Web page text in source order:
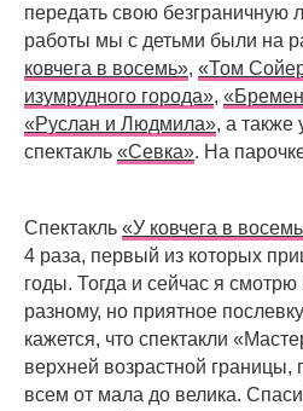
передать свою безграничную
работы мы с детьми были на
ковчега в восемь», «Том
изумрудного города»,
«Руслан и Людмила», а также
спектакль «Севка». На
Спектакль «У ковчега в
4 раза, первый из которых
годы. Тогда и сейчас я смотрю
разному, но приятное
кажется, что спектакли
верхней возрастной границы,
всем от мала до велика.